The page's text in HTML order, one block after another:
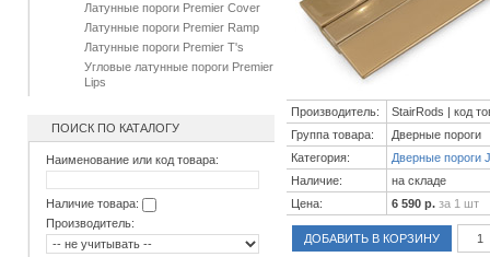
Латунные пороги Premier Cover
Латунные пороги Premier Ramp
Латунные пороги Premier T's
Угловые латунные пороги Premier
Lips
ПОИСК ПО КАТАЛОГУ
Наименование или код товара:
Наличие товара:
Производитель:
Производитель:
StairRods | код
Группа товара:
Дверные пороги
Категория:
Дверные пороги
Наличие:
на складе
Цена:
6 590 р. за 1 шт
ДОБАВИТЬ В КОРЗИНУ